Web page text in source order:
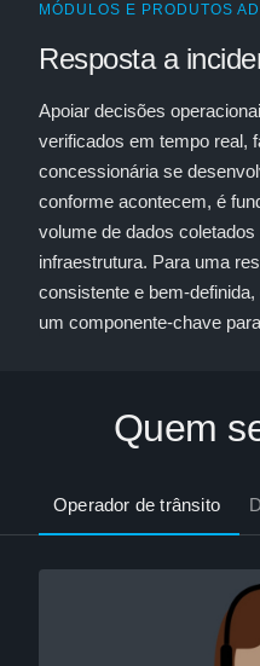
MÓDULOS E PRODUTOS
Resposta a
Apoiar decisões
verificados em tempo real,
concessionária se
conforme acontecem, é
volume de dados
infraestrutura. Para uma
consistente e bem-
um componente-chave
Quem
Operador de trânsito